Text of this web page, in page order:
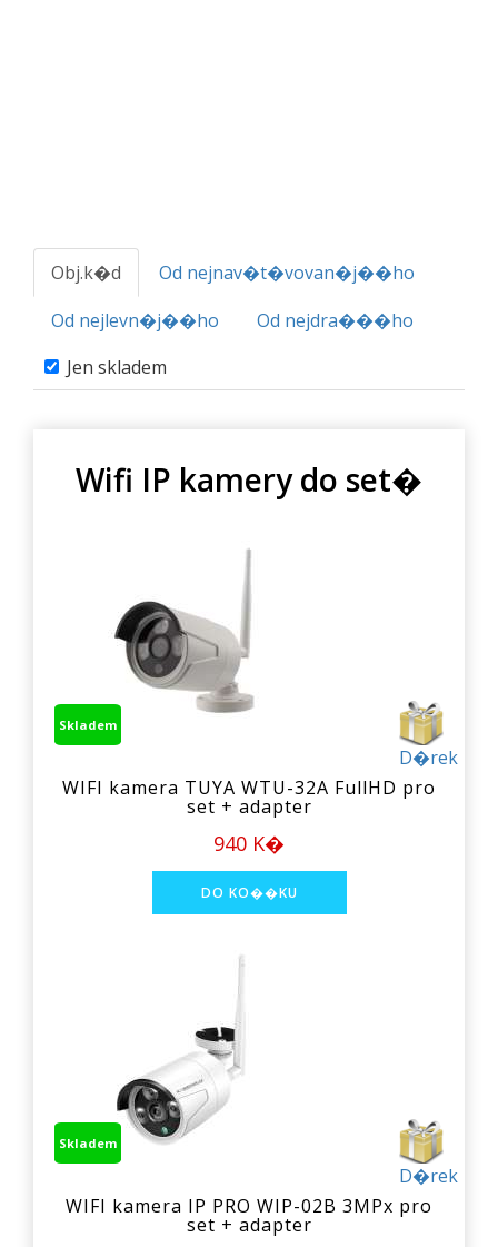
Obj.k�d
Od nejnav�t�vovan�j��ho
Od nejlevn�j��ho
Od nejdra���ho
Jen skladem
Wifi IP kamery do set�
D�rek
Skladem
WIFI kamera TUYA WTU-32A FullHD pro
set + adapter
940 K�
D�rek
Skladem
WIFI kamera IP PRO WIP-02B 3MPx pro
set + adapter